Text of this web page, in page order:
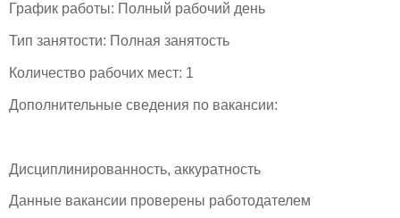
График работы: Полный рабочий день
Тип занятости: Полная занятость
Количество рабочих мест: 1
Дополнительные сведения по вакансии:
Дисциплинированность, аккуратность
Данные вакансии проверены работодателем